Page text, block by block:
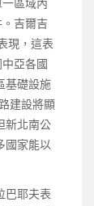
區域內
吉爾吉
現，這表
亞各國
基礎設施
建設將顯
新北南公
國家能以
巴耶夫表